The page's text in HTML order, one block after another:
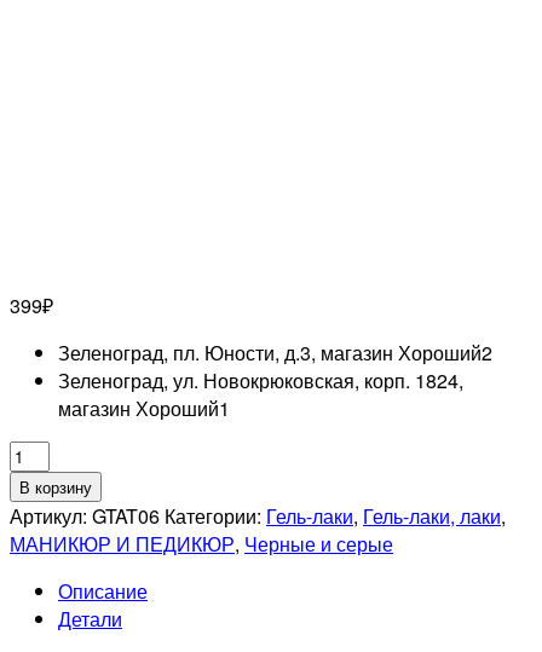
399₽
Зеленоград, пл. Юности, д.3, магазин Хороший2
Зеленоград, ул. Новокрюковская, корп. 1824,
магазин Хороший1
Количество
товара
GRATTOL
Гель-
Color
Gel
В корзину
Артикул: GTAT06 Категории: Гель-лаки, Гель-лаки, лаки,
МАНИКЮР И ПЕДИКЮР, Черные и серые
Описание
Детали